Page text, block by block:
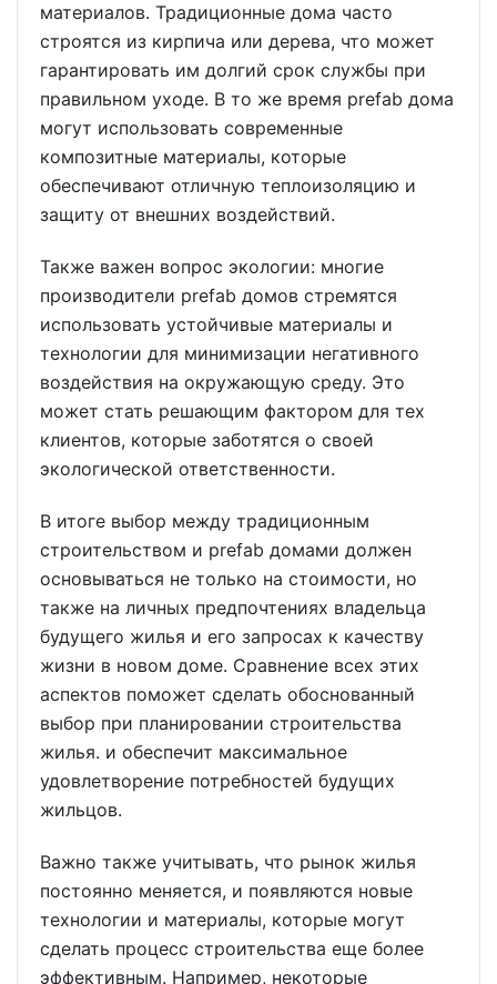
материалов. Традиционные дома часто
строятся из кирпича или дерева, что может
гарантировать им долгий срок службы при
правильном уходе. В то же время prefab дома
могут использовать современные
композитные материалы, которые
обеспечивают отличную теплоизоляцию и
защиту от внешних воздействий.
Также важен вопрос экологии: многие
производители prefab домов стремятся
использовать устойчивые материалы и
технологии для минимизации негативного
воздействия на окружающую среду. Это
может стать решающим фактором для тех
клиентов, которые заботятся о своей
экологической ответственности.
В итоге выбор между традиционным
строительством и prefab домами должен
основываться не только на стоимости, но
также на личных предпочтениях владельца
будущего жилья и его запросах к качеству
жизни в новом доме. Сравнение всех этих
аспектов поможет сделать обоснованный
выбор при планировании строительства
жилья. и обеспечит максимальное
удовлетворение потребностей будущих
жильцов.
Важно также учитывать, что рынок жилья
постоянно меняется, и появляются новые
технологии и материалы, которые могут
сделать процесс строительства еще более
эффективным. Например, некоторые